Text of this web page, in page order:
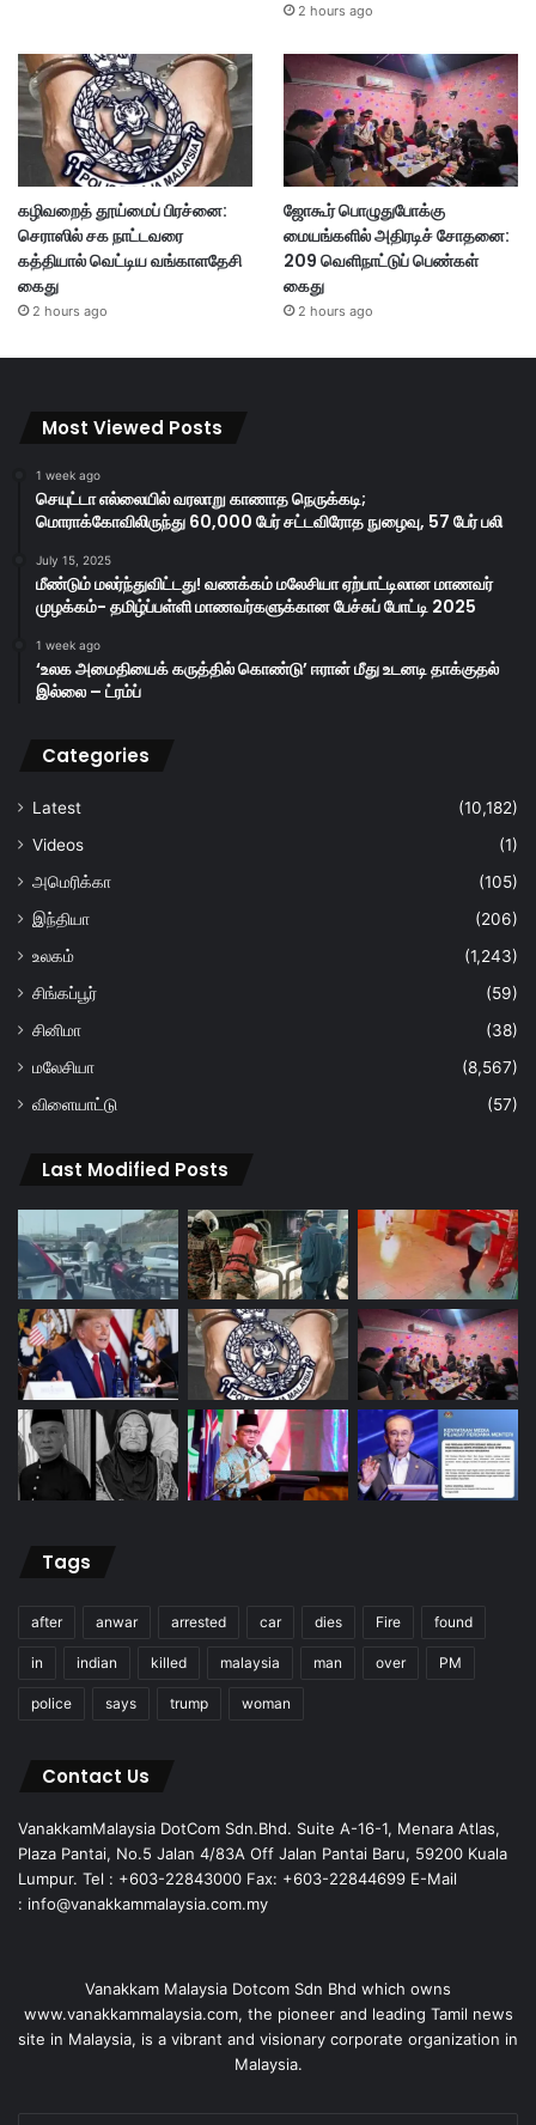
2 hours ago
கழிவறைத் தூய்மைப் பிரச்னை:
செராஸில் சக நாட்டவரை
கத்தியால் வெட்டிய வங்காளதேசி
கைது
2 hours ago
ஜோகூர் பொழுதுபோக்கு
மையங்களில் அதிரடிச் சோதனை:
209 வெளிநாட்டுப் பெண்கள்
கைது
2 hours ago
Most Viewed Posts
1 week ago
செயுட்டா எல்லையில் வரலாறு காணாத நெருக்கடி;
மொராக்கோவிலிருந்து 60,000 பேர் சட்டவிரோத நுழைவு, 57 பேர் பலி
July 15, 2025
மீண்டும் மலர்ந்துவிட்டது! வணக்கம் மலேசியா ஏற்பாட்டிலான மாணவர்
முழக்கம்- தமிழ்ப்பள்ளி மாணவர்களுக்கான பேச்சுப் போட்டி 2025
1 week ago
‘உலக அமைதியைக் கருத்தில் கொண்டு’ ஈரான் மீது உடனடி தாக்குதல்
இல்லை – ட்ரம்ப்
Categories
Latest
(10,182)
Videos
(1)
அமெரிக்கா
(105)
இந்தியா
(206)
உலகம்
(1,243)
சிங்கப்பூர்
(59)
சினிமா
(38)
மலேசியா
(8,567)
விளையாட்டு
(57)
Last Modified Posts
Tags
after anwar arrested car dies Fire found
in indian killed malaysia man over PM
police says trump woman
Contact Us
VanakkamMalaysia DotCom Sdn.Bhd. Suite A-16-1, Menara Atlas,
Plaza Pantai, No.5 Jalan 4/83A Off Jalan Pantai Baru, 59200 Kuala
Lumpur. Tel : +603-22843000 Fax: +603-22844699 E-Mail
: info@vanakkammalaysia.com.my
Vanakkam Malaysia Dotcom Sdn Bhd which owns
www.vanakkammalaysia.com, the pioneer and leading Tamil news
site in Malaysia, is a vibrant and visionary corporate organization in
Malaysia.